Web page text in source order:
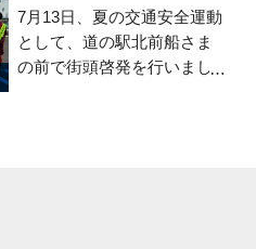
めのポイントを紹介してい
ます。 食事・睡眠・
7月13日、夏の交通安全運動
として、道の駅北前船さま
の前で街頭啓発を行いまし